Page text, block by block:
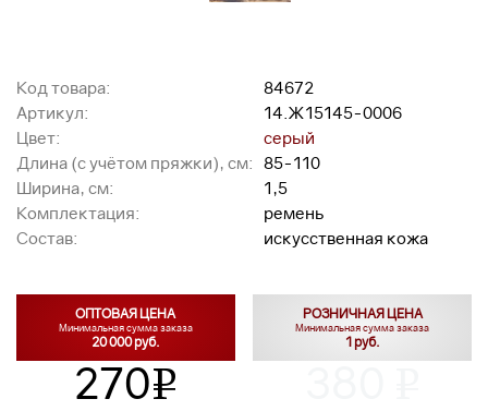
Код товара:
84672
Артикул:
14.Ж15145-0006
Цвет:
серый
Длина (с учётом пряжки), см:
85-110
Ширина, см:
1,5
Комплектация:
ремень
Состав:
искусственная кожа
ОПТОВАЯ ЦЕНА
Минимальная сумма заказа
20 000 руб.
270v
РОЗНИЧНАЯ ЦЕНА
Минимальная сумма заказа
1 руб.